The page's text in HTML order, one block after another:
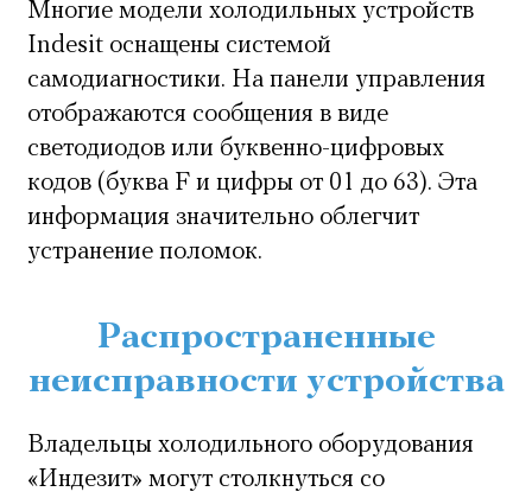
Многие модели холодильных устройств
Indesit оснащены системой
самодиагностики. На панели управления
отображаются сообщения в виде
светодиодов или буквенно-цифровых
кодов (буква F и цифры от 01 до 63). Эта
информация значительно облегчит
устранение поломок.
Распространенные
неисправности устройства
Владельцы холодильного оборудования
«Индезит» могут столкнуться со